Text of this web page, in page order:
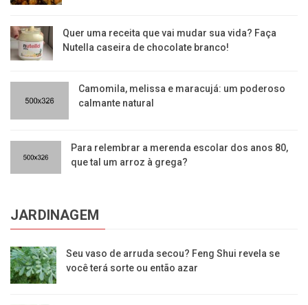
Quer uma receita que vai mudar sua vida? Faça
Nutella caseira de chocolate branco!
Camomila, melissa e maracujá: um poderoso
calmante natural
Para relembrar a merenda escolar dos anos 80,
que tal um arroz à grega?
JARDINAGEM
Seu vaso de arruda secou? Feng Shui revela se
você terá sorte ou então azar